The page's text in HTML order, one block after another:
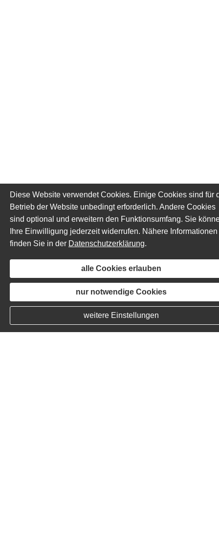
Diese Website verwendet Cookies. Einige Cookies sind für
Betrieb der Website unbedingt erforderlich. Andere Cookies
sind optional und erweitern den Funktionsumfang. Sie
Ihre Einwilligung jederzeit widerrufen. Nähere Informationen
finden Sie in der Datenschutzerklärung.
alle Cookies erlauben
nur notwendige Cookies
weitere Einstellungen